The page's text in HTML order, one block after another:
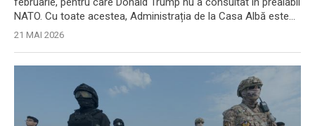
NATO. Cu toate acestea, Administrația de la Casa Albă este...
21 MAI 2026